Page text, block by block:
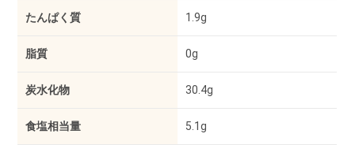
たんぱく質 1.9g
脂質 0g
炭水化物 30.4g
食塩相当量 5.1g